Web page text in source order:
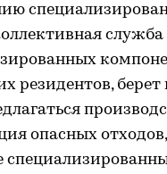
резидентов,
опасных